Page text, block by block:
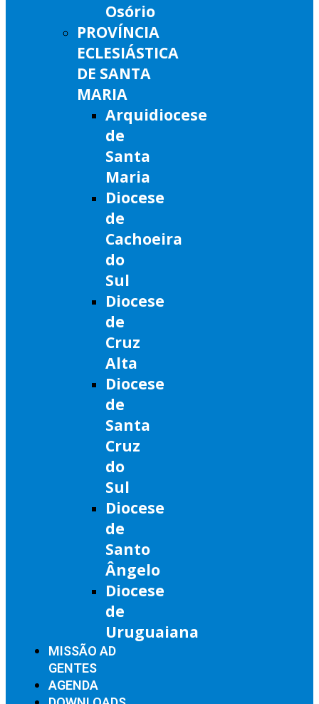
Osório
PROVÍNCIA
ECLESIÁSTICA
DE SANTA
MARIA
Arquidiocese
de
Santa
Maria
Diocese
de
Cachoeira
do
Sul
Diocese
de
Cruz
Alta
Diocese
de
Santa
Cruz
do
Sul
Diocese
de
Santo
Ângelo
Diocese
de
Uruguaiana
MISSÃO AD
GENTES
AGENDA